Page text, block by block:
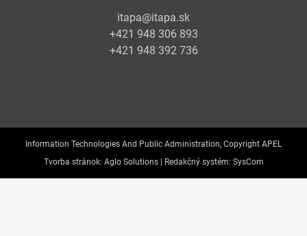
itapa@itapa.sk
+421 948 306 893
+421 948 392 736
Information Technologies And Public Administration, Copyright APEL
Tvorba stránok: Aglo Solutions | Redakčný systém: SysCom